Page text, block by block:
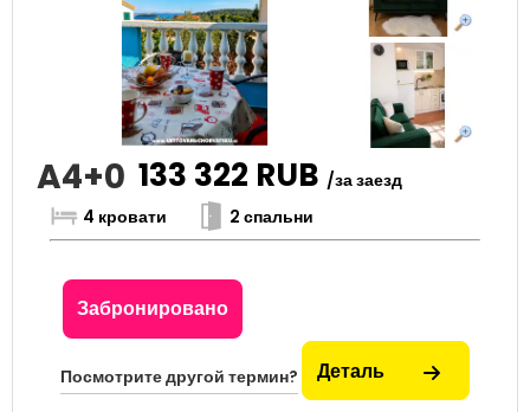
A4+0 133 322 RUB /за заезд
4 кровати
2 спальни
Забронировано
Посмотрите другой термин? Деталь